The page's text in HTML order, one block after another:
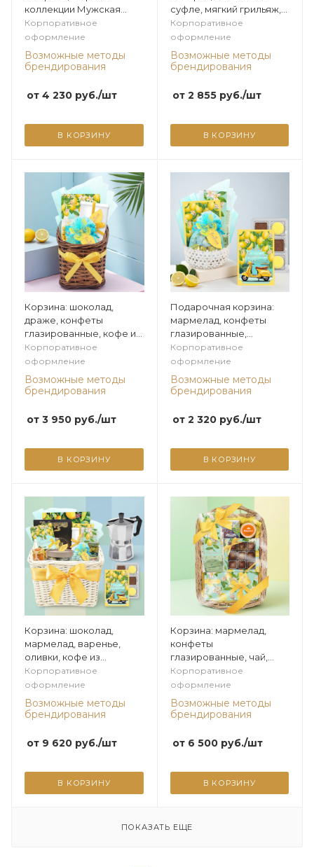
коллекции Мужская
коллекция
Корпоративное
оформление
Возможные методы
брендирования
от 4 230 руб./шт
В КОРЗИНУ
суфле, мягкий грильяж,
мармелад
апельсиновый 270г из
коллекции Мужская
коллекция
Корпоративное
оформление
Возможные методы
брендирования
от 2 855руб./шт
В КОРЗИНУ
Корзина: шоколад,
драже, конфеты
глазированные, кофе из
коллекции Лимонная
Корпоративное
оформление
Возможные методы
брендирования
от 3 950 руб./шт
В КОРЗИНУ
Подарочная корзина:
мармелад, конфеты
глазированные,
конфеты "Ассорти" из
коллекции Лимонная
Корпоративное
оформление
Возможные методы
брендирования
от 2 320руб./шт
В КОРЗИНУ
Корзина: шоколад,
мармелад, варенье,
оливки, кофе из
коллекции Лимонная
Корпоративное
оформление
Возможные методы
брендирования
от 9 620 руб./шт
В КОРЗИНУ
Корзина: мармелад,
конфеты
глазированные, чай,
варенье из коллекции
Лимонная
Корпоративное
оформление
Возможные методы
брендирования
от 6 500руб./шт
В КОРЗИНУ
ПОКАЗАТЬ ЕЩЕ